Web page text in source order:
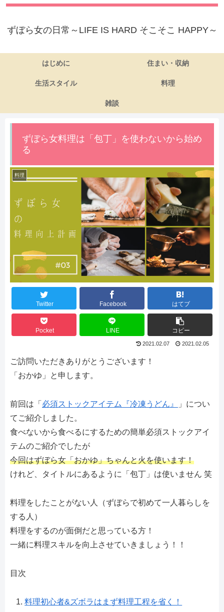
ずぼら女の日常～LIFE IS HARD そこそこ HAPPY～
はじめに 住まい・収納
生活スタイル 料理
雑談
ずぼら女料理は「包丁」を使わないから始め
る
料理
Twitter Facebook はてブ
Pocket LINE コピー
2021.02.07 2021.02.05
ご訪問いただきありがとうございます！
「おかゆ」と申します。
前回は「 必須ストックアイテム『冷凍うどん』
」につい
てご紹介しました。
食べないから食べるにするための簡単必須ストックアイ
テムのご紹介でしたが
今回はずぼら女「おかゆ」ちゃんと火を使います！
けれど、タイトルにあるように「包丁」は使いません 笑
料理をしたことがない人（ずぼらで初めて一人暮らしを
する人）
料理をするのが面倒だと思っている方！
一緒に料理スキルを向上させていきましょう！！
目次
料理初心者&ズボラはまず料理工程を省く！